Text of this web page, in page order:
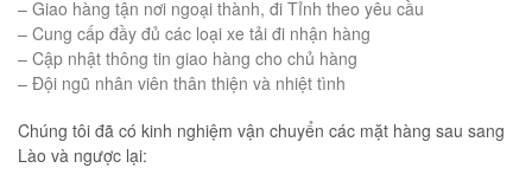
– Giao hàng tận nơi ngoại thành, đi Tỉnh theo yêu cầu
– Cung cấp đầy đủ các loại xe tải đi nhận hàng
– Cập nhật thông tin giao hàng cho chủ hàng
– Đội ngũ nhân viên thân thiện và nhiệt tình
Chúng tôi đã có kinh nghiệm vận chuyển các mặt hàng sau sang
Lào và ngược lại: